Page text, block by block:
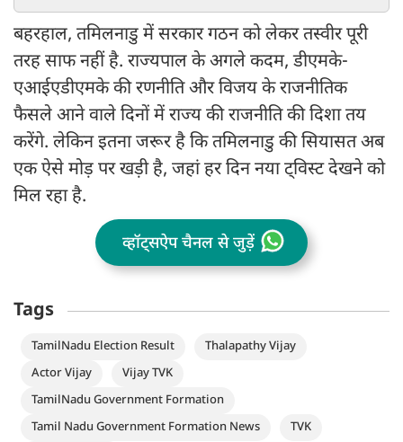
बहरहाल, तमिलनाडु में सरकार गठन को लेकर तस्वीर पूरी
तरह साफ नहीं है. राज्यपाल के अगले कदम, डीएमके-
एआईएडीएमके की रणनीति और विजय के राजनीतिक
फैसले आने वाले दिनों में राज्य की राजनीति की दिशा तय
करेंगे. लेकिन इतना जरूर है कि तमिलनाडु की सियासत अब
एक ऐसे मोड़ पर खड़ी है, जहां हर दिन नया ट्विस्ट देखने को
मिल रहा है.
व्हॉट्सऐप चैनल से जुड़ें
Tags
TamilNadu Election Result
Thalapathy Vijay
Actor Vijay
Vijay TVK
TamilNadu Government Formation
Tamil Nadu Government Formation News
TVK